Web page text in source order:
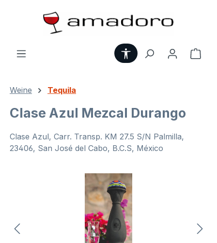
Zum Hauptinhalt springen
Werkzeugleiste
Weine Tequila
Clase Azul Mezcal Durango
Clase Azul, Carr. Transp. KM 27.5 S/N Palmilla,
23406, San José del Cabo, B.C.S, México
Bildergalerie überspringen